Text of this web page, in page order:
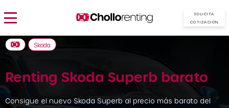
SOLICITA
COTIZACIÓN
Renting Skoda Superb barato
Consigue el nuevo Skoda Superb al precio más barato del
Skoda